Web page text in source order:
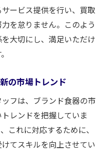
ービス提供を行い、買取
を怠りません。このよう
大切にし、満足いただけ
の市場トレンド
フは、ブランド食器の市
レンドを把握していま
これに対応するために、
てスキルを向上させてい